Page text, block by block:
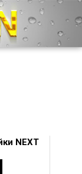
NEXT